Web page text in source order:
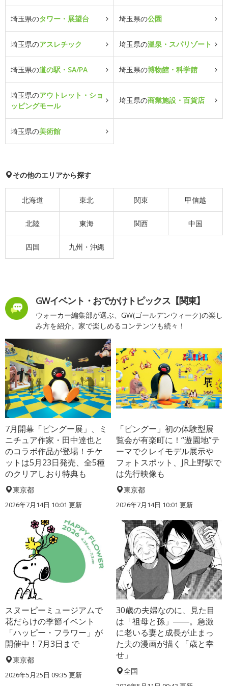
埼玉県のタワー・展望台 埼玉県の公園
埼玉県のアスレチック 埼玉県の温泉・スパリゾート
埼玉県の道の駅・SA/PA 埼玉県の博物館・科学館
埼玉県のアウトレット・ショ
ッピングモール
埼玉県の商業施設・百貨店
埼玉県の美術館
その他のエリアから探す
北海道 東北 関東 甲信越
北陸 東海 関西 中国
四国 九州・沖縄
GWイベント・おでかけトピックス【関東】
ウォーカー編集部が選ぶ、GW(ゴールデンウィーク)の楽し
み方を紹介。家で楽しめるコンテンツも続々！
7月開幕「ピングー展」、ミ
ニチュア作家・田中達也と
のコラボ作品が登場！チケ
ットは5月23日発売、全5種
のクリアしおり特典も
東京都
2026年7月14日 10:01 更新
「ピングー」初の体験型展
覧会が有楽町に！“遊園地”テ
ーマでクレイモデル展示や
フォトスポット、JR上野駅で
は先行映像も
東京都
2026年7月14日 10:01 更新
スヌーピーミュージアムで
花だらけの季節イベント
「ハッピー・フラワー」が
開催中！7月3日まで
東京都
2026年5月25日 09:35 更新
30歳の夫婦なのに、見た目
は「祖母と孫」――。急激
に老いる妻と成長が止まっ
た夫の漫画が描く「歳と幸
せ」
全国